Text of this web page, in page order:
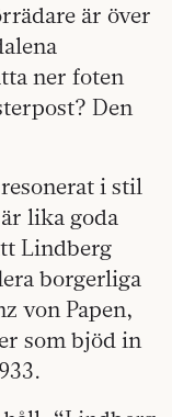
är över
ner foten
Den
i stil
lika goda
Lindberg
borgerliga
von Papen,
som bjöd in